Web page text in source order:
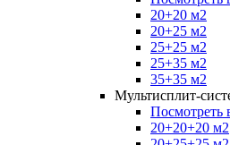
20+20 м2
20+25 м2
25+25 м2
25+35 м2
35+35 м2
Мультисплит-
Посмотреть
20+20+20 м2